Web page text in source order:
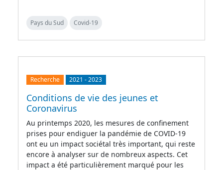
Pays du Sud Covid-19
Recherche 2021 -2023
Conditions de vie des jeunes et
Coronavirus
Au printemps 2020, les mesures de confinement
prises pour endiguer la pandémie de COVID-19
ont eu un impact sociétal très important, qui reste
encore à analyser sur de nombreux aspects. Cet
impact a été particulièrement marqué pour les